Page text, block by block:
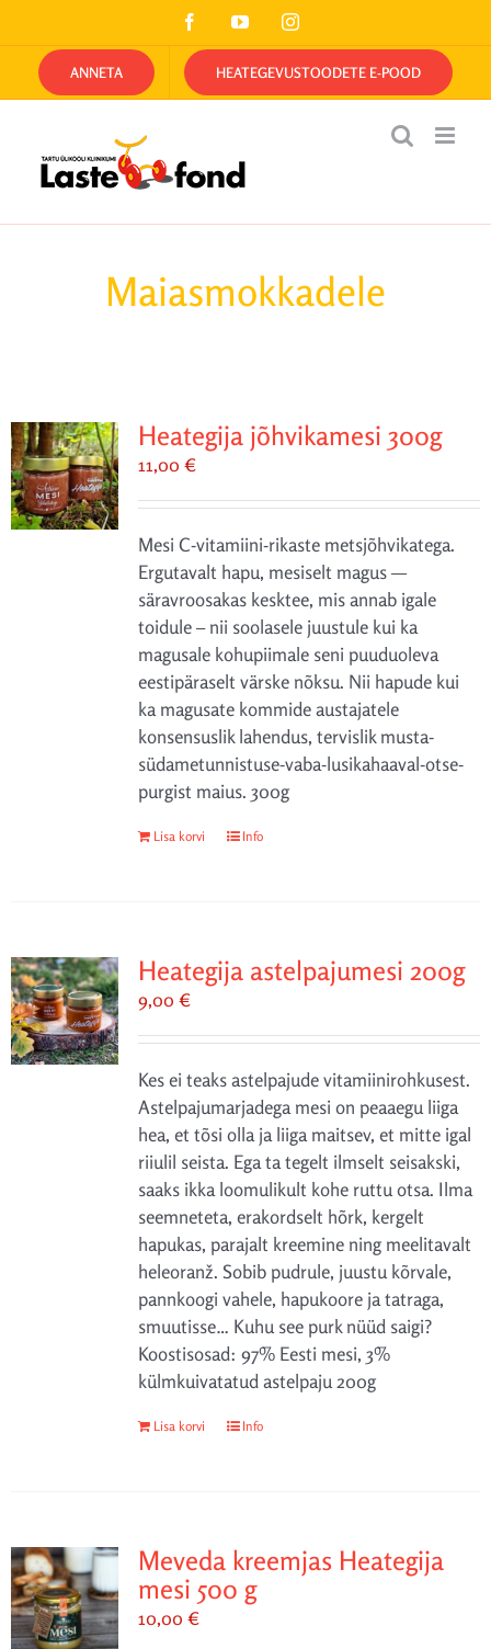
to
content
FacebookYouTubeInstagram
ANNETA HEATEGEVUSTOODETE E-POOD
Maiasmokkadele
Heategija jõhvikamesi 300g
11,00 €
Mesi C-vitamiini-rikaste metsjõhvikatega.
Ergutavalt hapu, mesiselt magus —
säravroosakas kesktee, mis annab igale
toidule – nii soolasele juustule kui ka
magusale kohupiimale seni puuduoleva
eestipäraselt värske nõksu. Nii hapude kui
ka magusate kommide austajatele
konsensuslik lahendus, tervislik musta-
südametunnistuse-vaba-lusikahaaval-otse-
purgist maius. 300g
Lisa korvi Info
Heategija astelpajumesi 200g
9,00 €
Kes ei teaks astelpajude vitamiinirohkusest.
Astelpajumarjadega mesi on peaaegu liiga
hea, et tõsi olla ja liiga maitsev, et mitte igal
riiulil seista. Ega ta tegelt ilmselt seisakski,
saaks ikka loomulikult kohe ruttu otsa. Ilma
seemneteta, erakordselt hõrk, kergelt
hapukas, parajalt kreemine ning meelitavalt
heleoranž. Sobib pudrule, juustu kõrvale,
pannkoogi vahele, hapukoore ja tatraga,
smuutisse… Kuhu see purk nüüd saigi?
Koostisosad: 97% Eesti mesi, 3%
külmkuivatatud astelpaju 200g
Lisa korvi Info
Meveda kreemjas Heategija
mesi 500 g
10,00 €